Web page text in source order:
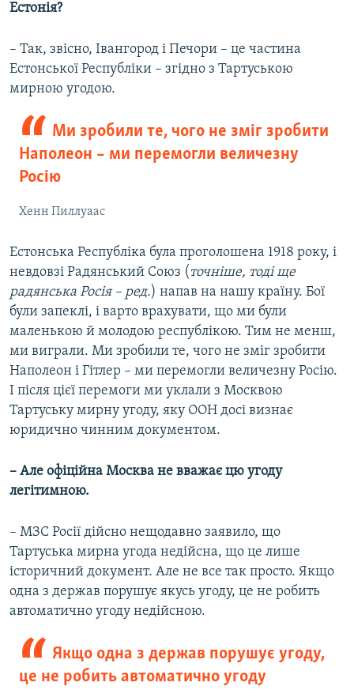
Естонія?
– Так, звісно, Івангород і Печори – це частина
Естонської Республіки – згідно з Тартуською
мирною угодою.
Ми зробили те, чого не зміг зробити
Наполеон – ми перемогли величезну
Росію
Хенн Пиллуаас
Естонська Республіка була проголошена 1918 року, і
невдовзі Радянський Союз ( точніше, тоді ще
радянська Росія – ред.) напав на нашу країну. Бої
були запеклі, і варто врахувати, що ми були
маленькою й молодою республікою. Тим не менш,
ми виграли. Ми зробили те, чого не зміг зробити
Наполеон і Гітлер – ми перемогли величезну Росію.
І після цієї перемоги ми уклали з Москвою
Тартуську мирну угоду, яку ООН досі визнає
юридично чинним документом.
– Але офіційна Москва не вважає цю угоду
легітимною.
– МЗС Росії дійсно нещодавно заявило, що
Тартуська мирна угода недійсна, що це лише
історичний документ. Але не все так просто. Якщо
одна з держав порушує якусь угоду, це не робить
автоматично угоду недійсною.
Якщо одна з держав порушує угоду,
це не робить автоматично угоду